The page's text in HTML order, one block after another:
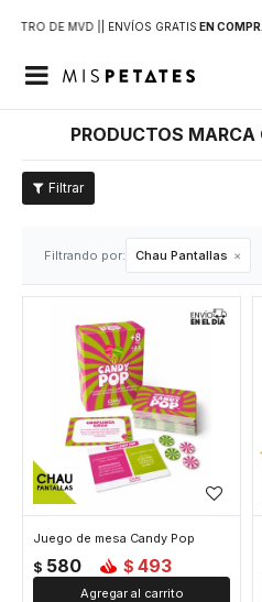
DE MVD | | ENVÍOS GRATIS EN

PRODUCTOS
Filtrando por: Chau Pantallas
Juego de mesa Candy Pop
$ 580 $ 493